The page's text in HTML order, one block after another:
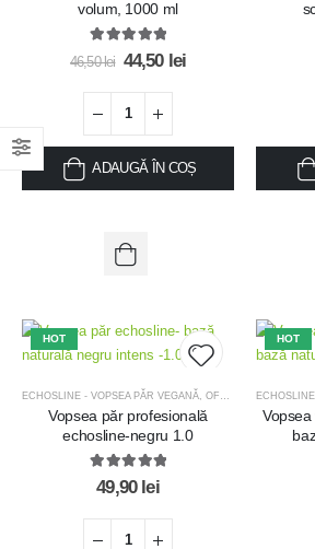
wishlist
volum, 1000 ml
5.00 out of 5
46,50lei 44,50 lei
ADAUGĂ ÎN COȘ
HOT
Add to
ECHOSLINE - VOPSEA PĂR VEGANĂ, OFERTE OFERTE
Vopsea păr profesională
echosline-negru 1.0
5.00out of 5
49,90 lei
HOT